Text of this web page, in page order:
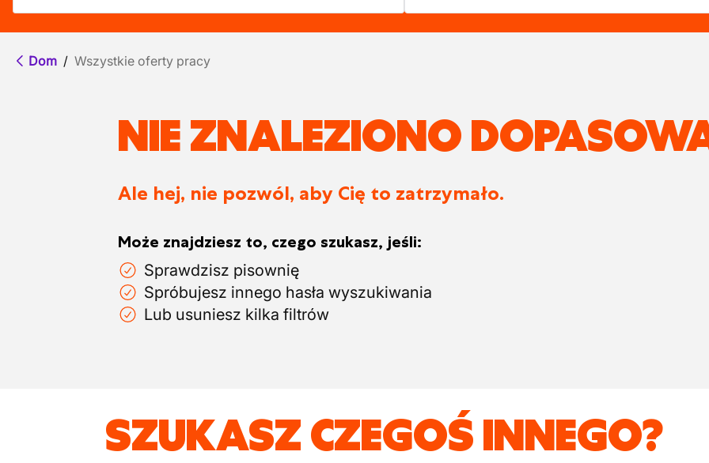
Dom / Wszystkie oferty pracy
NIE ZNALEZIONO
Ale hej, nie pozwól, aby Cię to zatrzymało.
Może znajdziesz to, czego szukasz, jeśli:
Sprawdzisz pisownię
Spróbujesz innego hasła wyszukiwania
Lub usuniesz kilka filtrów
SZUKASZ CZEGOŚ INNEGO?